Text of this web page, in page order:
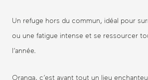
Un refuge hors du commun, idéal pour
ou une fatigue intense et se ressourcer
l’année.
Oranga, c’est avant tout un lieu